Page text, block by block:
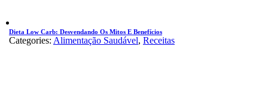
Dieta Low Carb: Desvendando Os Mitos E Benefícios
Categories: Alimentação Saudável, Receitas